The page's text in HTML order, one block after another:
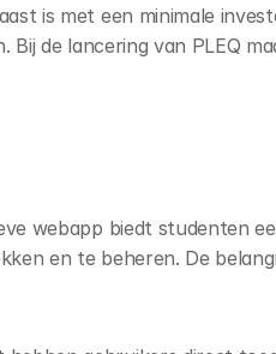
is met een minimale
de lancering van PLEQ
webapp biedt studenten
en te beheren. De